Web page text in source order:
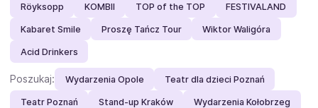
Röyksopp KOMBII TOP of the TOP FESTIVALAND
Kabaret Smile Proszę Tańcz Tour Wiktor Waligóra
Acid Drinkers
Poszukaj: Wydarzenia Opole Teatr dla dzieci Poznań
Teatr Poznań Stand-up Kraków Wydarzenia Kołobrzeg